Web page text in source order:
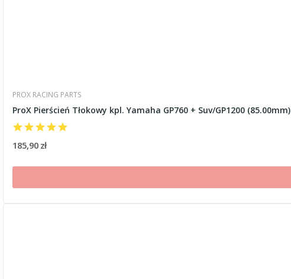
PROX RACING PARTS
ProX Pierścień Tłokowy kpl. Yamaha GP760 + Suv/GP1200 (85.00mm)
185,90 zł